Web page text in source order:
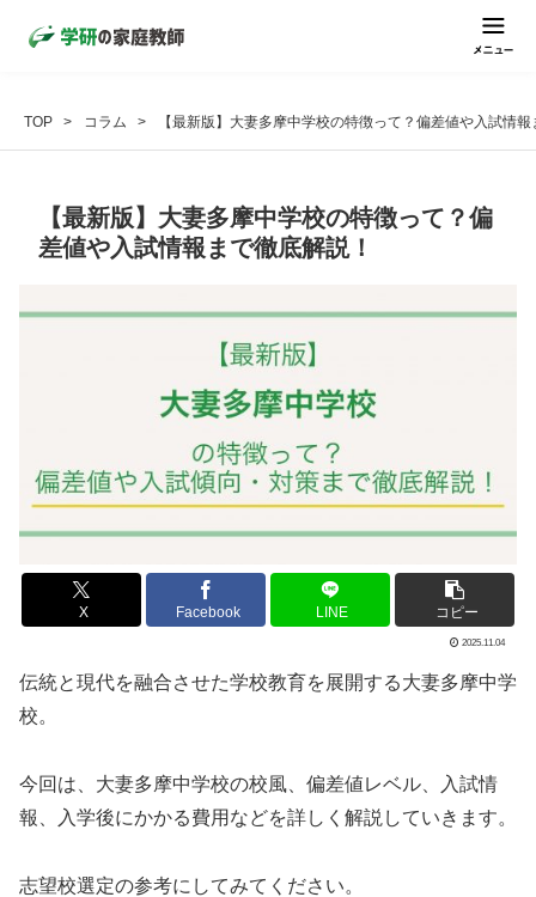
TOP コラム 【最新版】大妻多摩中学校の特徴って？偏差値や入試情
【最新版】大妻多摩中学校の特徴って？偏
差値や入試情報まで徹底解説！
X Facebook LINE コピー
2025.11.04
伝統と現代を融合させた学校教育を展開する大妻多摩中学
校。
今回は、大妻多摩中学校の校風、偏差値レベル、入試情
報、入学後にかかる費用などを詳しく解説していきます。
志望校選定の参考にしてみてください。